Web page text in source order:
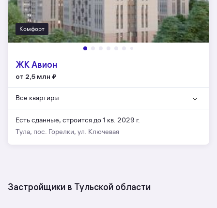
Комфорт
ЖК Авион
от 2,5 млн ₽
Все квартиры
Есть сданные, строится до 1 кв. 2029 г.
Тула, пос. Горелки, ул. Ключевая
Застройщики в Тульской области